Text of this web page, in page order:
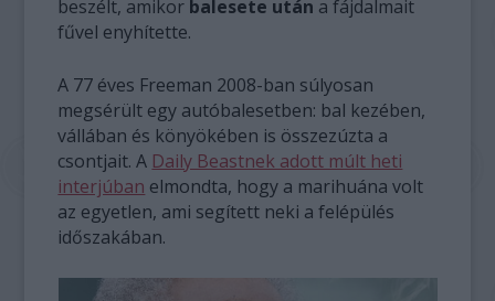
beszélt, amikor balesete után a fájdalmait
fűvel enyhítette.
A 77 éves Freeman 2008-ban súlyosan
megsérült egy autóbalesetben: bal kezében,
vállában és könyökében is összezúzta a
csontjait. A Daily Beastnek adott múlt heti
interjúban elmondta, hogy a marihuána volt
az egyetlen, ami segített neki a felépülés
időszakában.